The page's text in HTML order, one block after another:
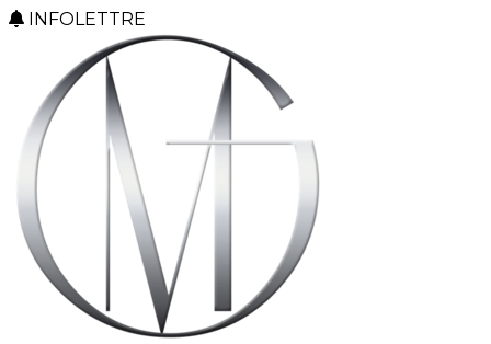
INFOLETTRE